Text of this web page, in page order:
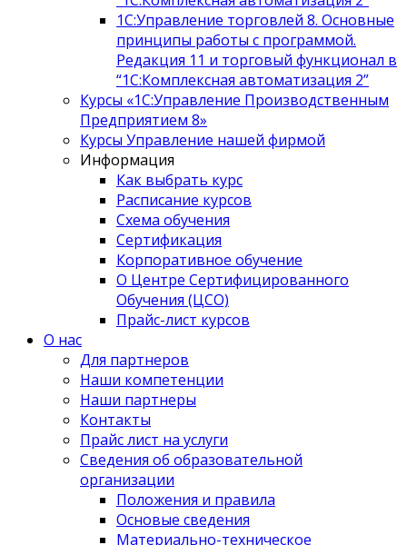
1С:Управление торговлей 8. Основные
принципы работы с программой.
Редакция 11 и торговый функционал в
“1С:Комплексная автоматизация 2”
Курсы «1С:Управление Производственным
Предприятием 8»
Курсы Управление нашей фирмой
Информация
Как выбрать курс
Расписание курсов
Схема обучения
Сертификация
Корпоративное обучение
О Центре Сертифицированного
Обучения (ЦСО)
Прайс-лист курсов
О нас
Для партнеров
Наши компетенции
Наши партнеры
Контакты
Прайс лист на услуги
Сведения об образовательной
организации
Положения и правила
Основые сведения
Материально-техническое